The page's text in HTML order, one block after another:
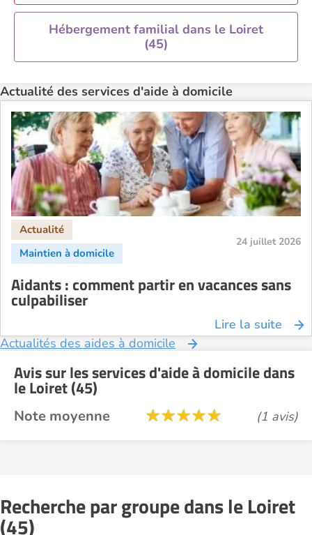
Hébergement familial dans le Loiret
(45)
Actualité des services d'aide à domicile
24 juillet 2026
Aidants : comment partir en vacances sans
culpabiliser
Lire la suite
Actualités des aides à domicile
Avis sur les services d'aide à domicile dans
le Loiret (45)
Note moyenne (1 avis)
Recherche par groupe dans le Loiret
(45)